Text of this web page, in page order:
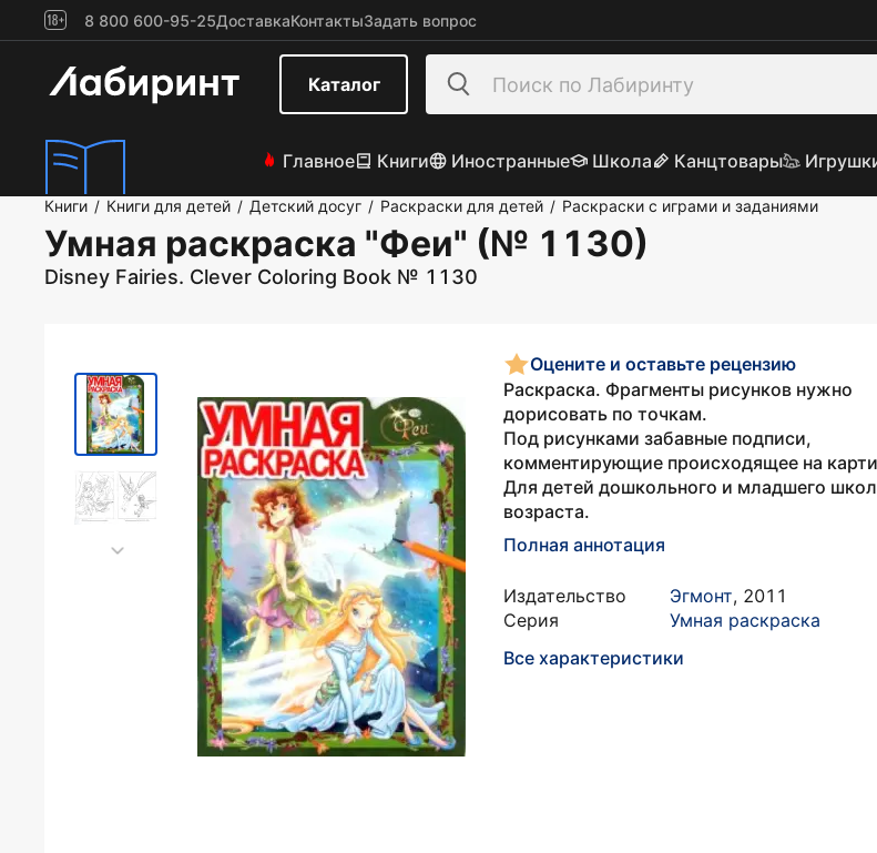
8 800 600-95-25ДоставкаКонтактыЗадать вопрос
Каталог
Главное Книги Иностранные Школа Канцтовары
Книги / Книги для детей / Детский досуг / Раскраски для детей / Раскраски с играми и заданиями
Умная раскраска "Феи" (№ 1130)
Disney Fairies. Clever Coloring Book № 1130
Оцените и оставьте рецензию
Раскраска. Фрагменты рисунков нужно
дорисовать по точкам.
Под рисунками забавные подписи,
комментирующие происходящее на
Для детей дошкольного и младшего
возраста.
Полная аннотация
Издательство Эгмонт, 2011
Серия
Умная раскраска
Все характеристики